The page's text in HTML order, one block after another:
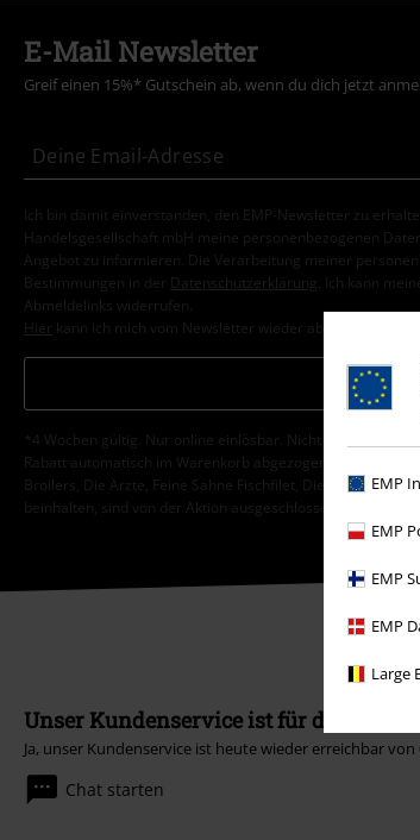
EMP
EMP
EMP
EMP
Large
E-Mail Newsletter
Greif einen 15%* Gutschein ab, wenn du dich jetzt
Ich bin damit einverstanden, den EMP-Newsletter zu
Handelsgesellschaft mbH meine personenbezogenen
Angebot zu informieren. Die Verarbeitung meiner
Bestimmungen in der
Datenschutzerklärung
. Ich kann
Abmeldelinks widerrufen.
Hier kann ich mich vom Newsletter wieder abmelden.
*4 Wochen gültig. Nur online einlösbar. Nicht mit anderen
Rabatt automatisch im Warenkorb abgezogen. Bücher,
Broilers, Die Ärzte, Feine Sahne Fischfilet, Die Toten
beinhalten, sind von der Aktion ausgeschlossen.
Unser Kundenservice ist für dich da
Ja, unser Kundenservice ist heute wieder erreichbar von
Chat starten